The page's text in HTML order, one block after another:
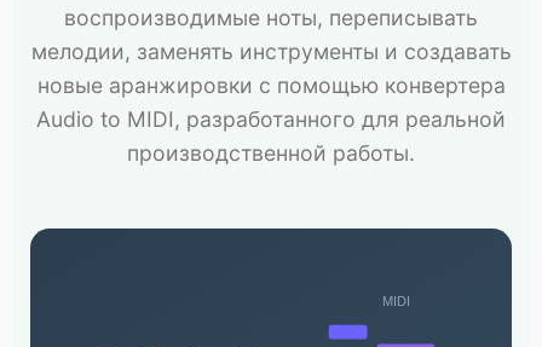
воспроизводимые ноты, переписывать
мелодии, заменять инструменты и создавать
новые аранжировки с помощью конвертера
Audio to MIDI, разработанного для реальной
производственной работы.
MIDI